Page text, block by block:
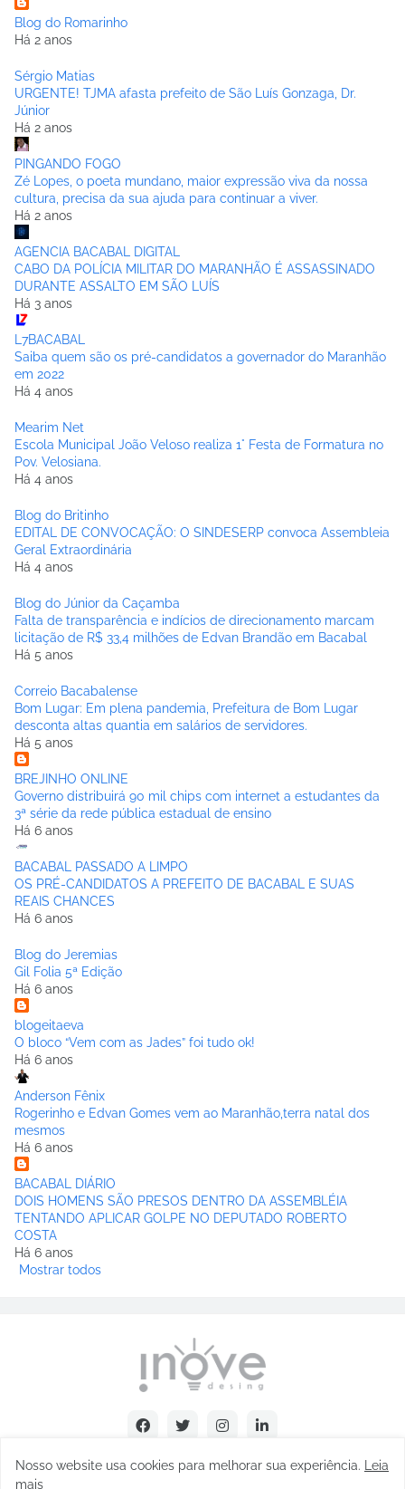
Blog do Romarinho
Há 2 anos
Sérgio Matias
URGENTE! TJMA afasta prefeito de São Luís Gonzaga, Dr.
Júnior
Há 2 anos
PINGANDO FOGO
Zé Lopes, o poeta mundano, maior expressão viva da nossa
cultura, precisa da sua ajuda para continuar a viver.
Há 2 anos
AGENCIA BACABAL DIGITAL
CABO DA POLÍCIA MILITAR DO MARANHÃO É ASSASSINADO
DURANTE ASSALTO EM SÃO LUÍS
Há 3 anos
L7BACABAL
Saiba quem são os pré-candidatos a governador do Maranhão
em 2022
Há 4 anos
Mearim Net
Escola Municipal João Veloso realiza 1° Festa de Formatura no
Pov. Velosiana.
Há 4 anos
Blog do Britinho
EDITAL DE CONVOCAÇÃO: O SINDESERP convoca Assembleia
Geral Extraordinária
Há 4 anos
Blog do Júnior da Caçamba
Falta de transparência e indícios de direcionamento marcam
licitação de R$ 33,4 milhões de Edvan Brandão em Bacabal
Há 5 anos
Correio Bacabalense
Bom Lugar: Em plena pandemia, Prefeitura de Bom Lugar
desconta altas quantia em salários de servidores.
Há 5 anos
BREJINHO ONLINE
Governo distribuirá 90 mil chips com internet a estudantes da
3ª série da rede pública estadual de ensino
Há 6 anos
BACABAL PASSADO A LIMPO
OS PRÉ-CANDIDATOS A PREFEITO DE BACABAL E SUAS
REAIS CHANCES
Há 6 anos
Blog do Jeremias
Gil Folia 5ª Edição
Há 6 anos
blogeitaeva
O bloco “Vem com as Jades” foi tudo ok!
Há 6 anos
Anderson Fênix
Rogerinho e Edvan Gomes vem ao Maranhão,terra natal dos
mesmos
Há 6 anos
BACABAL DIÁRIO
DOIS HOMENS SÃO PRESOS DENTRO DA ASSEMBLÉIA
TENTANDO APLICAR GOLPE NO DEPUTADO ROBERTO
COSTA
Há 6 anos
Mostrar todos
Nosso website usa cookies para melhorar sua experiência.
Leia
mais